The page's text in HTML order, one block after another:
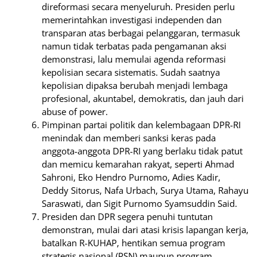
direformasi secara menyeluruh. Presiden perlu
memerintahkan investigasi independen dan
transparan atas berbagai pelanggaran, termasuk
namun tidak terbatas pada pengamanan aksi
demonstrasi, lalu memulai agenda reformasi
kepolisian secara sistematis. Sudah saatnya
kepolisian dipaksa berubah menjadi lembaga
profesional, akuntabel, demokratis, dan jauh dari
abuse of power.
Pimpinan partai politik dan kelembagaan DPR-RI
menindak dan memberi sanksi keras pada
anggota-anggota DPR-RI yang berlaku tidak patut
dan memicu kemarahan rakyat, seperti Ahmad
Sahroni, Eko Hendro Purnomo, Adies Kadir,
Deddy Sitorus, Nafa Urbach, Surya Utama, Rahayu
Saraswati, dan Sigit Purnomo Syamsuddin Said.
Presiden dan DPR segera penuhi tuntutan
demonstran, mulai dari atasi krisis lapangan kerja,
batalkan R-KUHAP, hentikan semua program